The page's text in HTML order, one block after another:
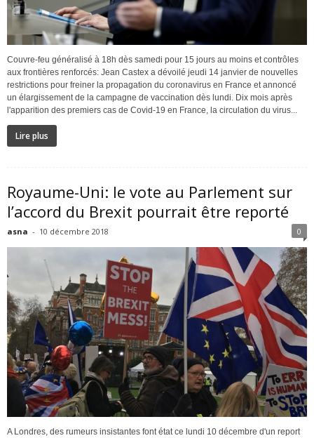
Couvre-feu généralisé à 18h dès samedi pour 15 jours au moins et contrôles
aux frontières renforcés: Jean Castex a dévoilé jeudi 14 janvier de nouvelles
restrictions pour freiner la propagation du coronavirus en France et annoncé
un élargissement de la campagne de vaccination dès lundi. Dix mois après
l'apparition des premiers cas de Covid-19 en France, la circulation du virus...
Lire plus
Royaume-Uni: le vote au Parlement sur
l’accord du Brexit pourrait être reporté
asna - 10 décembre 2018 0
A Londres, des rumeurs insistantes font état ce lundi 10 décembre d'un report